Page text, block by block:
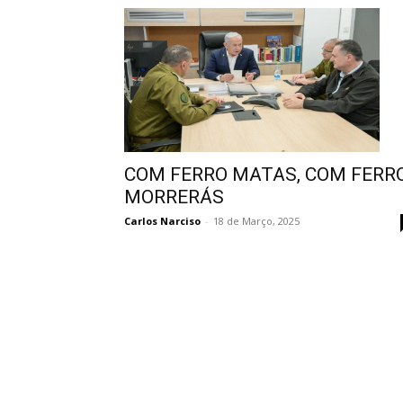
COM FERRO MATAS, COM
MORRERÁS
Carlos Narciso - 18 de Março, 2025